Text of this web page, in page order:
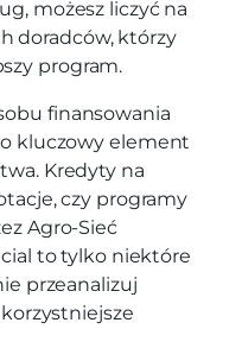
możesz liczyć na
doradców, którzy
program.
finansowania
kluczowy element
Kredyty na
czy programy
Agro-Sieć
to tylko niektóre
przeanalizuj